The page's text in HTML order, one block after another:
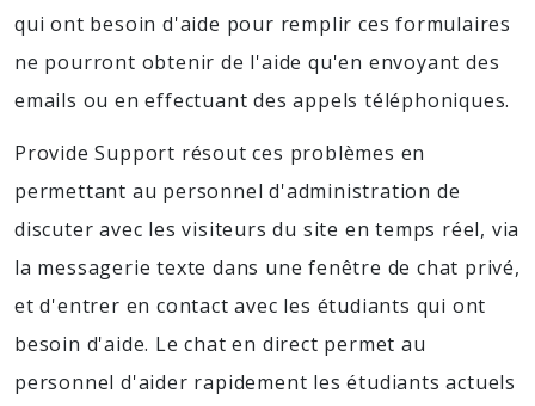
qui ont besoin d'aide pour remplir ces formulaires
ne pourront obtenir de l'aide qu'en envoyant des
emails ou en effectuant des appels téléphoniques.
Provide Support résout ces problèmes en
permettant au personnel d'administration de
discuter avec les visiteurs du site en temps réel, via
la messagerie texte dans une fenêtre de chat privé,
et d'entrer en contact avec les étudiants qui ont
besoin d'aide. Le chat en direct permet au
personnel d'aider rapidement les étudiants actuels